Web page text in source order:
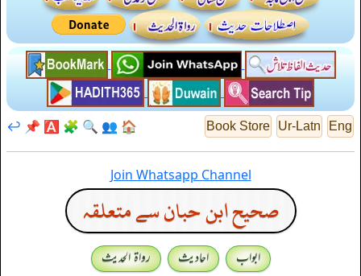
Eng
Ur-Latn
Book Store
🏠
👥
🔍
🧩
🅰️
📌
↩️
Join Whatsapp Channel
صحیح ابن حبان سے متعلقہ
ابواب احادیث
رواۃ الحدیث